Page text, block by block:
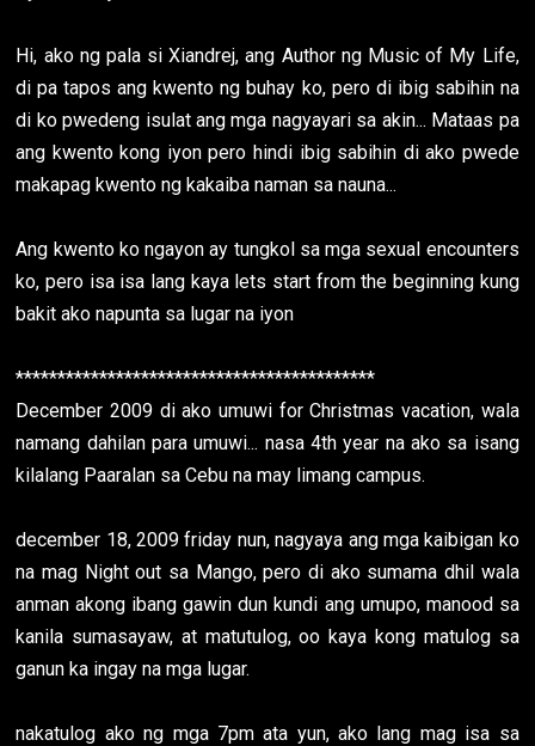
Hi, ako ng pala si Xiandrej, ang Author ng Music of My Life,
di pa tapos ang kwento ng buhay ko, pero di ibig sabihin na
di ko pwedeng isulat ang mga nagyayari sa akin... Mataas pa
ang kwento kong iyon pero hindi ibig sabihin di ako pwede
makapag kwento ng kakaiba naman sa nauna...
Ang kwento ko ngayon ay tungkol sa mga sexual encounters
ko, pero isa isa lang kaya lets start from the beginning kung
bakit ako napunta sa lugar na iyon
*******************************************
December 2009 di ako umuwi for Christmas vacation, wala
namang dahilan para umuwi... nasa 4th year na ako sa isang
kilalang Paaralan sa Cebu na may limang campus.
december 18, 2009 friday nun, nagyaya ang mga kaibigan ko
na mag Night out sa Mango, pero di ako sumama dhil wala
anman akong ibang gawin dun kundi ang umupo, manood sa
kanila sumasayaw, at matutulog, oo kaya kong matulog sa
ganun ka ingay na mga lugar.
nakatulog ako ng mga 7pm ata yun, ako lang mag isa sa